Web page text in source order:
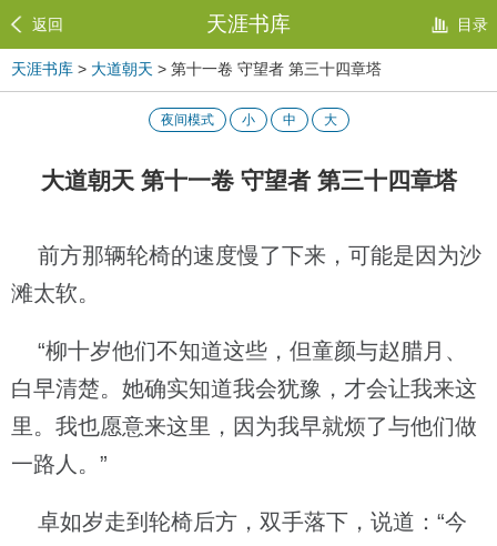
返回 天涯书库 目录
天涯书库 > 大道朝天 > 第十一卷 守望者 第三十四章塔
夜间模式 小 中 大
大道朝天 第十一卷 守望者 第三十四章塔
前方那辆轮椅的速度慢了下来，可能是因为沙
滩太软。
“柳十岁他们不知道这些，但童颜与赵腊月、
白早清楚。她确实知道我会犹豫，才会让我来这
里。我也愿意来这里，因为我早就烦了与他们做
一路人。”
卓如岁走到轮椅后方，双手落下，说道：“今